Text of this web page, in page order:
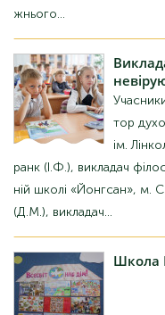
жнього...
тор
ім.
ранк (І.Ф.), викладач
ній школі «Йонгсан», м.
(Д.М.), викладач...
Школа